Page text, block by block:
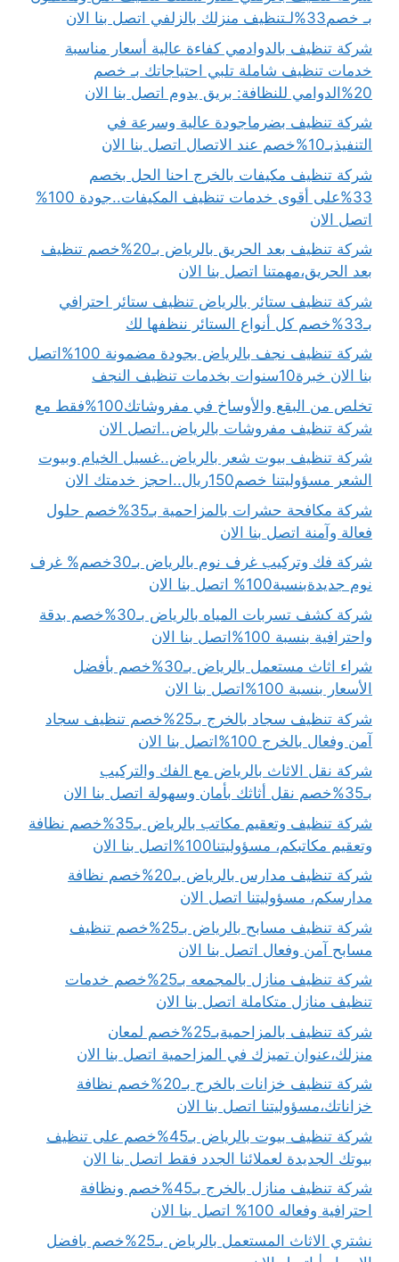
بـ خصم33%لـتنظيف منزلك بالزلفي اتصل بنا الان
شركة تنظيف بالدوادمي كفاءة عالية أسعار مناسبة
خدمات تنظيف شاملة تلبي احتياجاتك بـ خصم
20%الدوامي للنظافة: بريق يدوم اتصل بنا الان
شركة تنظيف بضرماجودة عالية وسرعة في
التنفيذبـ10%خصم عند الاتصال اتصل بنا الان
شركة تنظيف مكيفات بالخرج احنا الحل بخصم
33%على أقوى خدمات تنظيف المكيفات..جودة 100%
اتصل الان
شركة تنظيف بعد الحريق بالرياض بـ20%خصم تنظيف
بعد الحريق،مهمتنا اتصل بنا الان
شركة تنظيف ستائر بالرياض تنظيف ستائر احترافي
بـ33%خصم كل أنواع الستائر ننظفها لك
شركة تنظيف نجف بالرياض بجودة مضمونة 100%اتصل
بنا الان خبرة10سنوات بخدمات تنظيف النجف
تخلص من البقع والأوساخ في مفروشاتك100%فقط مع
شركة تنظيف مفروشات بالرياض..اتصل الان
شركة تنظيف بيوت شعر بالرياض..غسيل الخيام وبيوت
الشعر مسؤوليتنا خصم150ريال..احجز خدمتك الان
شركة مكافحة حشرات بالمزاحمية بـ35%خصم حلول
فعالة وآمنة اتصل بنا الان
شركة فك وتركيب غرف نوم بالرياض بـ30خصم% غرف
نوم جديدةبنسبة100% اتصل بنا الان
شركة كشف تسربات المياه بالرياض بـ30%خصم بدقة
واحترافية بنسبة 100%اتصل بنا الان
شراء اثاث مستعمل بالرياض بـ30%خصم بأفضل
الأسعار بنسبة 100%اتصل بنا الان
شركة تنظيف سجاد بالخرج بـ25%خصم تنظيف سجاد
آمن وفعال بالخرج 100%اتصل بنا الان
شركة نقل الاثاث بالرياض مع الفك والتركيب
بـ35%خصم نقل أثاثك بأمان وسهولة اتصل بنا الان
شركة تنظيف وتعقيم مكاتب بالرياض بـ35%خصم نظافة
وتعقيم مكاتبكم، مسؤوليتنا100%اتصل بنا الان
شركة تنظيف مدارس بالرياض بـ20%خصم نظافة
مدارسكم، مسؤوليتنا اتصل الان
شركة تنظيف مسابح بالرياض بـ25%خصم تنظيف
مسابح آمن وفعال اتصل بنا الان
شركة تنظيف منازل بالمجمعه بـ25%خصم خدمات
تنظيف منازل متكاملة اتصل بنا الان
شركة تنظيف بالمزاحميةبـ25%خصم لمعان
منزلك،عنوان تميزك في المزاحمية اتصل بنا الان
شركة تنظيف خزانات بالخرج بـ20%خصم نظافة
خزاناتك،مسؤوليتنا اتصل بنا الان
شركة تنظيف بيوت بالرياض بـ45%خصم على تنظيف
بيوتك الجديدة لعملائنا الجدد فقط اتصل بنا الان
شركة تنظيف منازل بالخرج بـ45%خصم ونظافة
احترافية وفعاله 100% اتصل بنا الان
نشتري الاثاث المستعمل بالرياض بـ25%خصم بافضل